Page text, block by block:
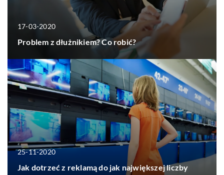
17-03-2020
Problem z dłużnikiem? Co robić?
25-11-2020
Jak dotrzeć z reklamą do jak największej liczby